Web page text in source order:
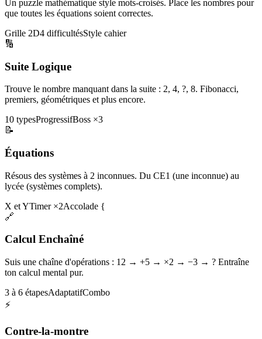
Un puzzle mathématique style mots-croisés. Place les nombres pour
que toutes les équations soient correctes.
Grille 2D4 difficultésStyle cahier
🔢
Suite Logique
Trouve le nombre manquant dans la suite : 2, 4, ?, 8. Fibonacci,
premiers, géométriques et plus encore.
10 typesProgressifBoss ×3
📝
Équations
Résous des systèmes à 2 inconnues. Du CE1 (une inconnue) au
lycée (systèmes complets).
X et YTimer ×2Accolade {
🔗
Calcul Enchaîné
Suis une chaîne d'opérations : 12 → +5 → ×2 → −3 → ? Entraîne
ton calcul mental pur.
3 à 6 étapesAdaptatifCombo
⚡
Contre-la-montre